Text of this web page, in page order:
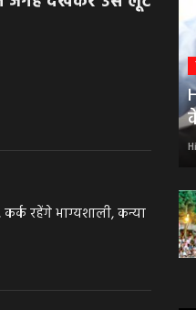
रहेंगे भाग्यशाली, कन्या